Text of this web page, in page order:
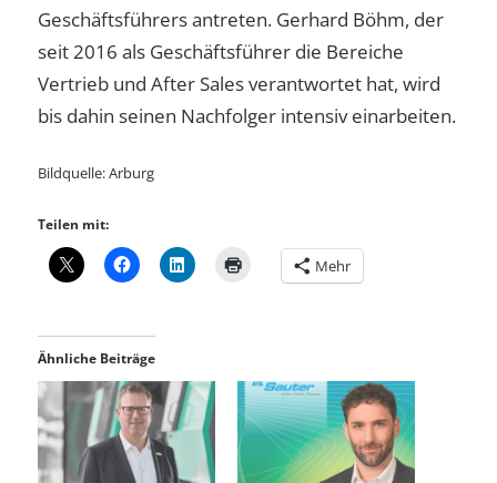
Geschäftsführers antreten. Gerhard Böhm, der
seit 2016 als Geschäftsführer die Bereiche
Vertrieb und After Sales verantwortet hat, wird
bis dahin seinen Nachfolger intensiv einarbeiten.
Bildquelle: Arburg
Teilen mit:
Mehr
Ähnliche Beiträge